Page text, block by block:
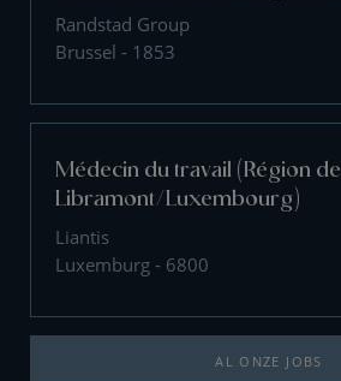
Randstad Group
Brussel - 1853
Médecin du travail (Région de
Libramont/Luxembourg)
Liantis
Luxemburg - 6800
AL ONZE JOBS